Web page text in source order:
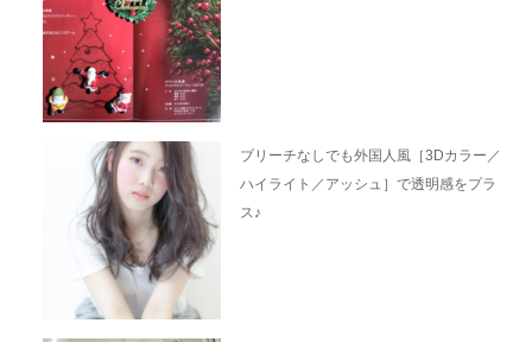
ブリーチなしでも外国人風［3Dカラー／
ハイライト／アッシュ］で透明感をプラ
ス♪